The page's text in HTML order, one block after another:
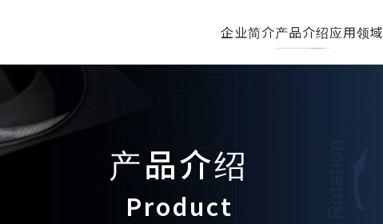
企业简介产品介绍应用领域
产品介绍
Product